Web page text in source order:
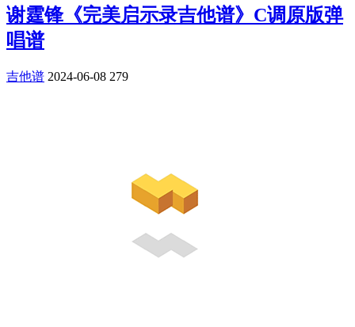
谢霆锋《完美启示录吉他谱》C调原版弹
唱谱
吉他谱 2024-06-08 279